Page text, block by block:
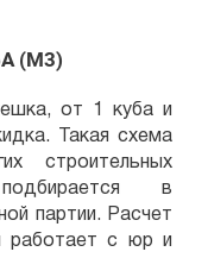
(М3)
от 1 куба и
Такая схема
строительных
в
партии. Расчет
работает с юр и